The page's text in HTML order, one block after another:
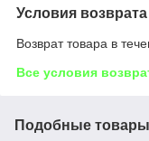
Условия возврата
Возврат товара в
Все условия
Подобные